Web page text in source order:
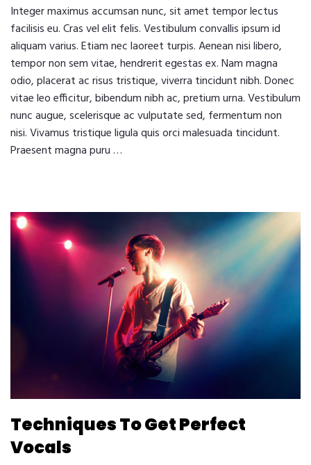
Integer maximus accumsan nunc, sit amet tempor lectus
facilisis eu. Cras vel elit felis. Vestibulum convallis ipsum id
aliquam varius. Etiam nec laoreet turpis. Aenean nisi libero,
tempor non sem vitae, hendrerit egestas ex. Nam magna
odio, placerat ac risus tristique, viverra tincidunt nibh. Donec
vitae leo efficitur, bibendum nibh ac, pretium urna. Vestibulum
nunc augue, scelerisque ac vulputate sed, fermentum non
nisi. Vivamus tristique ligula quis orci malesuada tincidunt.
Praesent magna puru …
Techniques To Get Perfect
Vocals